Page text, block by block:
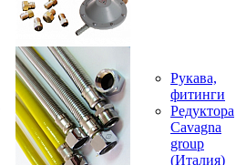
Рукава,
фитинги
Редуктора
Cavagna
group
(Италия)